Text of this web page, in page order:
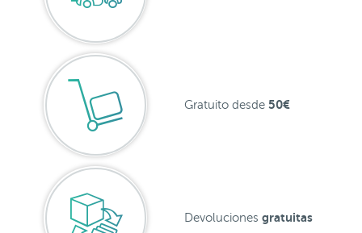
Gratuito desde 50€
Devoluciones gratuitas